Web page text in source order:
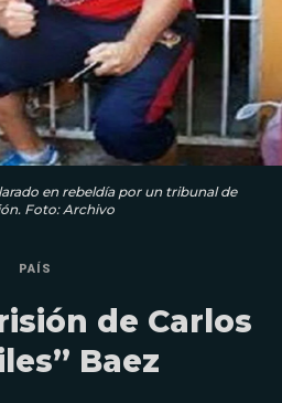
en rebeldía por un tribunal de
Foto: Archivo
PAÍS
de Carlos
Baez